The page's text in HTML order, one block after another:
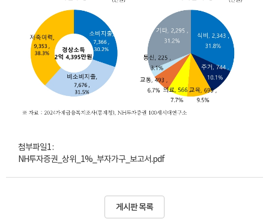
첨부파일1 :
NH투자증권_상위_1%_부자가구_보고서.pdf
게시판 목록